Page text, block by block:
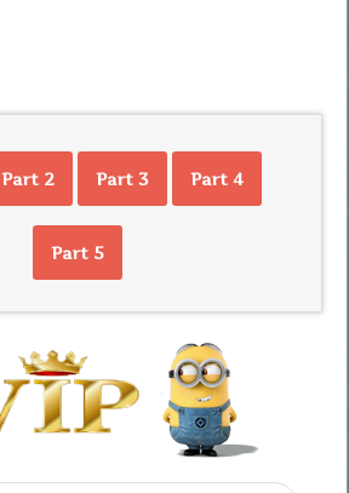
Part 2 Part 3 Part 4
Part 5